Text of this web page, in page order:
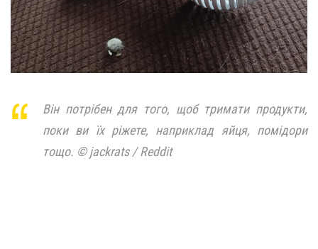
Він потрібен для того, щоб тримати продукти,
поки ви їх ріжете, наприклад яйця, помідори
тощо. © jackrats / Reddit